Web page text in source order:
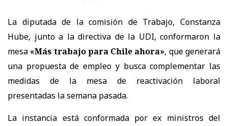
La diputada de la comisión de Trabajo, Constanza
Hube, junto a la directiva de la UDI, conformaron la
mesa «Más trabajo para Chile ahora», que generará
una propuesta de empleo y busca complementar las
medidas de la mesa de reactivación laboral
presentadas la semana pasada.
La instancia está conformada por ex ministros del